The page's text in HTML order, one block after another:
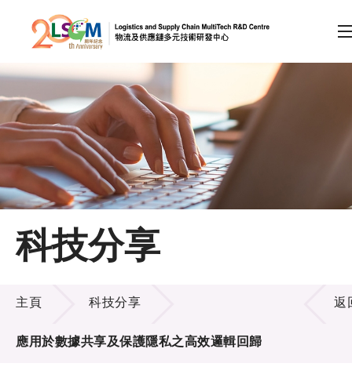
跳到內容（按回車鍵）
會員登入
A EN 繁 简
主頁
關於LSCM
技術商品化
項目及資助計劃
科技分享
科技分享
主頁 科技分享
應用於數據共享及保護隱私之高效邏輯回歸
返